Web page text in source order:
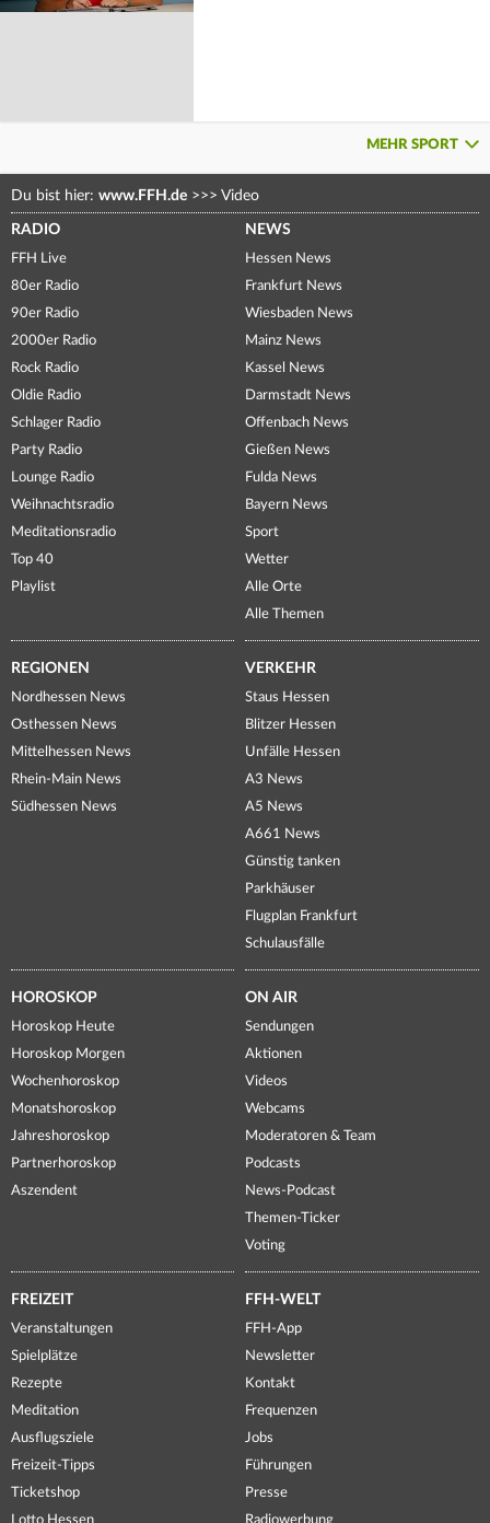
MEHR SPORT
Du bist hier: www.FFH.de >>> Video
RADIO
FFH Live
80er Radio
90er Radio
2000er Radio
Rock Radio
Oldie Radio
Schlager Radio
Party Radio
Lounge Radio
Weihnachtsradio
Meditationsradio
Top 40
Playlist
NEWS
Hessen News
Frankfurt News
Wiesbaden News
Mainz News
Kassel News
Darmstadt News
Offenbach News
Gießen News
Fulda News
Bayern News
Sport
Wetter
Alle Orte
Alle Themen
REGIONEN
Nordhessen News
Osthessen News
Mittelhessen News
Rhein-Main News
Südhessen News
VERKEHR
Staus Hessen
Blitzer Hessen
Unfälle Hessen
A3 News
A5 News
A661 News
Günstig tanken
Parkhäuser
Flugplan Frankfurt
Schulausfälle
HOROSKOP
Horoskop Heute
Horoskop Morgen
Wochenhoroskop
Monatshoroskop
Jahreshoroskop
Partnerhoroskop
Aszendent
ON AIR
Sendungen
Aktionen
Videos
Webcams
Moderatoren & Team
Podcasts
News-Podcast
Themen-Ticker
Voting
FREIZEIT
Veranstaltungen
Spielplätze
Rezepte
Meditation
Ausflugsziele
Freizeit-Tipps
Ticketshop
Lotto Hessen
FFH-WELT
FFH-App
Newsletter
Kontakt
Frequenzen
Jobs
Führungen
Presse
Radiowerbung